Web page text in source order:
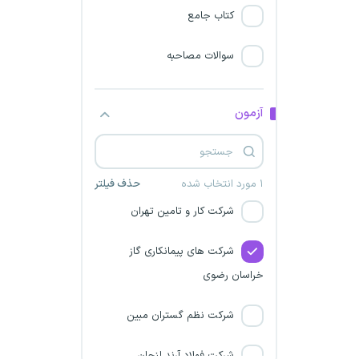
کتاب جامع
سوالات مصاحبه
آزمون
۱ مورد انتخاب شده حذف فیلتر
کمیته امداد (شمساما)
مدیران جوان دولتی
شرکت گهرامداد
شرکت کار و تامین تهران
شرکت های پیمانکاری گاز
خراسان رضوی
شرکت نظم گستران مبین
شرکت فولاد آرند لنجان